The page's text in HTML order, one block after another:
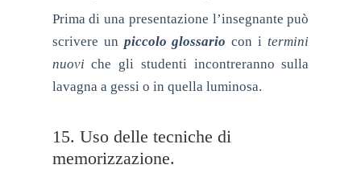
Prima di una presentazione l’insegnante può
scrivere un piccolo glossario con itermini
nuovi che gli studenti incontreranno sulla
lavagna a gessi o in quella luminosa.
15. Uso delle tecniche di
memorizzazione.